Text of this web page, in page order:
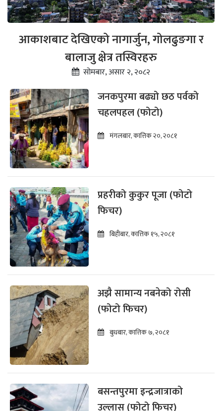
आकाशबाट देखिएको नागार्जुन, गोलढुङगा र
बालाजु क्षेत्र तस्विरहरु
सोमबार, असार २, २०८२
जनकपुरमा बढ्यो छठ पर्वको
चहलपहल (फोटो)
मंगलबार, कात्तिक २०, २०८१
प्रहरीको कुकुर पूजा (फोटो
फिचर)
बिहीबार, कात्तिक १५, २०८१
अझै सामान्य नबनेको रोसी
(फोटो फिचर)
बुधबार, कात्तिक ७, २०८१
बसन्तपुरमा इन्द्रजात्राको
उल्लास (फोटो फिचर)